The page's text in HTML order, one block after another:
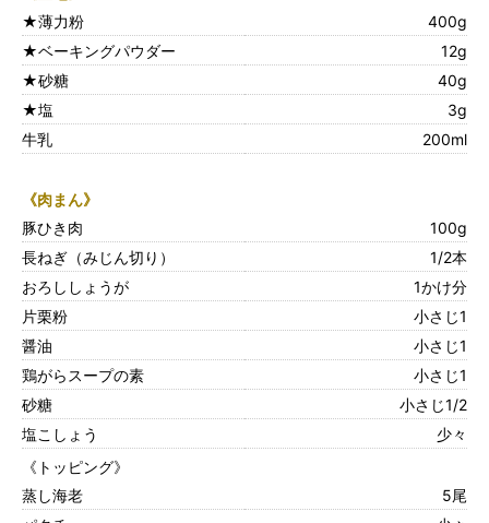
★薄力粉
400g
★ベーキングパウダー
12g
★砂糖
40g
★塩
3g
牛乳
200ml
《肉まん》
豚ひき肉
100g
長ねぎ（みじん切り）
1/2本
おろししょうが
1かけ分
片栗粉
小さじ1
醤油
小さじ1
鶏がらスープの素
小さじ1
砂糖
小さじ1/2
塩こしょう
少々
《トッピング》
蒸し海老
5尾